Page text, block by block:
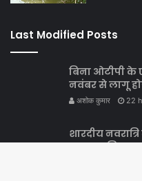
Last Modified Posts
बिना ओटीपी के
नवंबर से लागू
अशोक कुमार 22
शारदीय
पालन सुनिश्चत